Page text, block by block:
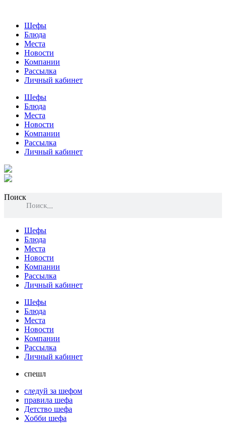
Шефы
Блюда
Места
Новости
Компании
Рассылка
Личный кабинет
Шефы
Блюда
Места
Новости
Компании
Рассылка
Личный кабинет
Поиск
Поиск
Шефы
Блюда
Места
Новости
Компании
Рассылка
Личный кабинет
Шефы
Блюда
Места
Новости
Компании
Рассылка
Личный кабинет
спешл
следуй за шефом
правила шефа
Детство шефа
Хобби шефа